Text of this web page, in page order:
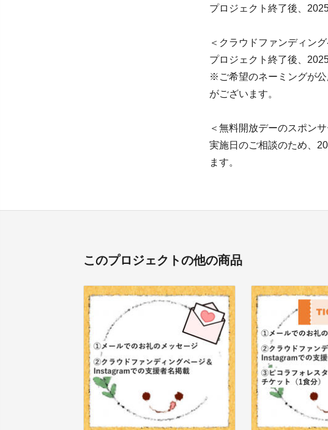
プロジェクト終了後、
＜クラウドファンディン
プロジェクト終了後、
※ご希望のネーミングが
がございます。
＜無料開放デーのスポンサ
実施日のご相談のため、
ます。
このプロジェクトの他の商品